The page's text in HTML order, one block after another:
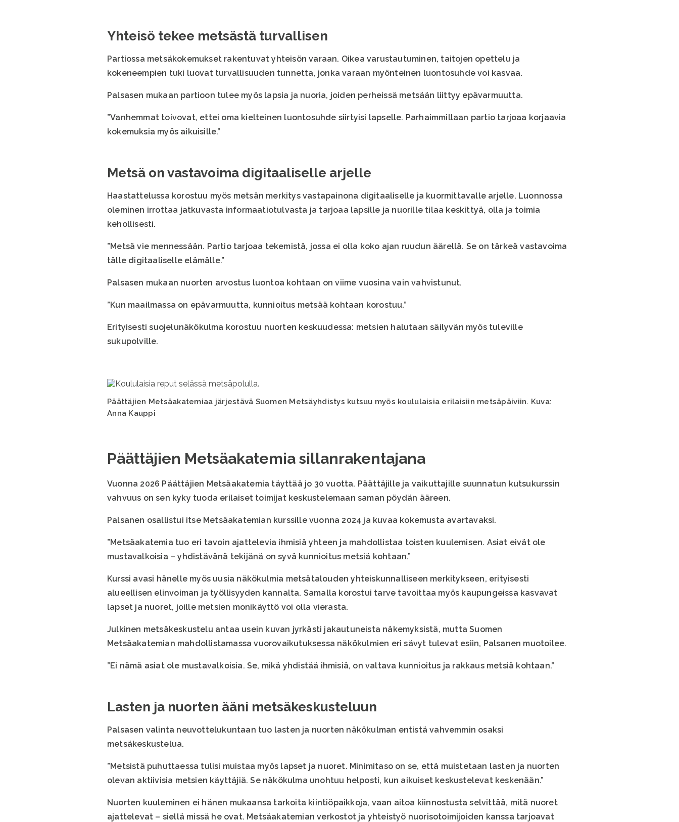
Yhteisö tekee metsästä turvallisen
Partiossa metsäkokemukset rakentuvat yhteisön varaan. Oikea varustautuminen, taitojen opettelu ja
kokeneempien tuki luovat turvallisuuden tunnetta, jonka varaan myönteinen luontosuhde voi kasvaa.
Palsasen mukaan partioon tulee myös lapsia ja nuoria, joiden perheissä metsään liittyy epävarmuutta.
”Vanhemmat toivovat, ettei oma kielteinen luontosuhde siirtyisi lapselle. Parhaimmillaan partio tarjoaa korjaavia
kokemuksia myös aikuisille.”
Metsä on vastavoima digitaaliselle arjelle
Haastattelussa korostuu myös metsän merkitys vastapainona digitaaliselle ja kuormittavalle arjelle. Luonnossa
oleminen irrottaa jatkuvasta informaatiotulvasta ja tarjoaa lapsille ja nuorille tilaa keskittyä, olla ja toimia
kehollisesti.
”Metsä vie mennessään. Partio tarjoaa tekemistä, jossa ei olla koko ajan ruudun äärellä. Se on tärkeä vastavoima
tälle digitaaliselle elämälle.”
Palsasen mukaan nuorten arvostus luontoa kohtaan on viime vuosina vain vahvistunut.
”Kun maailmassa on epävarmuutta, kunnioitus metsää kohtaan korostuu.”
Erityisesti suojelunäkökulma korostuu nuorten keskuudessa: metsien halutaan säilyvän myös tuleville
sukupolville.
Päättäjien Metsäakatemiaa järjestävä Suomen Metsäyhdistys kutsuu myös koululaisia erilaisiin metsäpäiviin. Kuva:
Anna Kauppi
Päättäjien Metsäakatemia sillanrakentajana
Vuonna 2026 Päättäjien Metsäakatemia täyttää jo 30 vuotta. Päättäjille ja vaikuttajille suunnatun kutsukurssin
vahvuus on sen kyky tuoda erilaiset toimijat keskustelemaan saman pöydän ääreen.
Palsanen osallistui itse Metsäakatemian kurssille vuonna 2024 ja kuvaa kokemusta avartavaksi.
”Metsäakatemia tuo eri tavoin ajattelevia ihmisiä yhteen ja mahdollistaa toisten kuulemisen. Asiat eivät ole
mustavalkoisia – yhdistävänä tekijänä on syvä kunnioitus metsiä kohtaan.”
Kurssi avasi hänelle myös uusia näkökulmia metsätalouden yhteiskunnalliseen merkitykseen, erityisesti
alueellisen elinvoiman ja työllisyyden kannalta. Samalla korostui tarve tavoittaa myös kaupungeissa kasvavat
lapset ja nuoret, joille metsien monikäyttö voi olla vierasta.
Julkinen metsäkeskustelu antaa usein kuvan jyrkästi jakautuneista näkemyksistä, mutta Suomen
Metsäakatemian mahdollistamassa vuorovaikutuksessa näkökulmien eri sävyt tulevat esiin, Palsanen muotoilee.
”Ei nämä asiat ole mustavalkoisia. Se, mikä yhdistää ihmisiä, on valtava kunnioitus ja rakkaus metsiä kohtaan.”
Lasten ja nuorten ääni metsäkeskusteluun
Palsasen valinta neuvottelukuntaan tuo lasten ja nuorten näkökulman entistä vahvemmin osaksi
metsäkeskustelua.
”Metsistä puhuttaessa tulisi muistaa myös lapset ja nuoret. Minimitaso on se, että muistetaan lasten ja nuorten
olevan aktiivisia metsien käyttäjiä. Se näkökulma unohtuu helposti, kun aikuiset keskustelevat keskenään.”
Nuorten kuuleminen ei hänen mukaansa tarkoita kiintiöpaikkoja, vaan aitoa kiinnostusta selvittää, mitä nuoret
ajattelevat – siellä missä he ovat. Metsäakatemian verkostot ja yhteistyö nuorisotoimijoiden kanssa tarjoavat